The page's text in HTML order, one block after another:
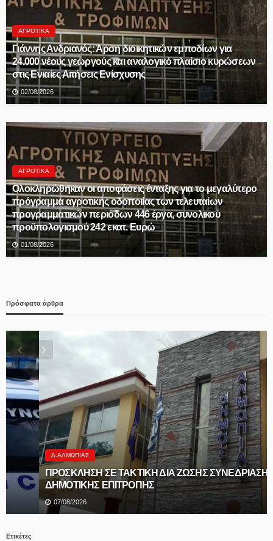
ΑΓΡΟΤΙΚΆ
Γιάννης Ανδριανός: Άρση διοικητικών εμποδίων για
24.000 νέους γεωργούς και αναλογικό πλαίσιο κυρώσεων
στις Ενιαίες Αιτήσεις Ενίσχυσης
02/08/2026
ΑΓΡΟΤΙΚΆ
Ολοκληρώθηκαν οι αποφάσεις ένταξης για το μεγαλύτερο
πρόγραμμα αγροτικής οδοποιίας των τελευταίων
προγραμματικών περιόδων 446 έργα, συνολικού
προϋπολογισμού 242 εκατ. Ευρώ
01/08/2026
Πρόσφατα άρθρα
Δ.ΑΛΜΩΠΊΑΣ
ΠΡΟΣΚΛΗΣΗ ΣΕ ΤΑΚΤΙΚΗ ΔΙΑ ΖΩΣΗΣ ΣΥΝΕΔΡΙΑΣΗ
ΔΗΜΟΤΙΚΗΣ ΕΠΙΤΡΟΠΗΣ
07/08/2026
Ετικέτες